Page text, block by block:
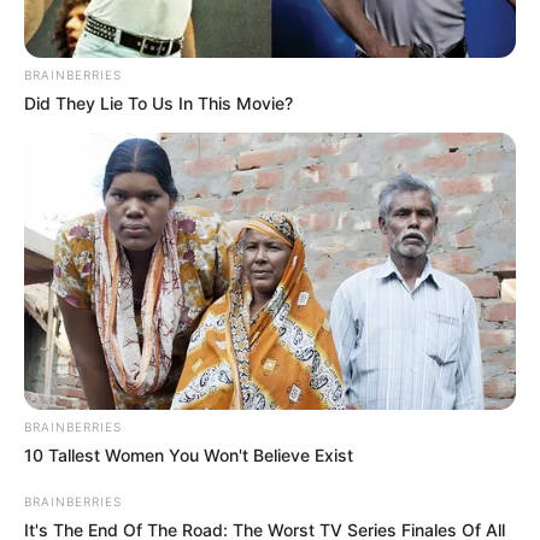
nincsenek szavak
BRAINBERRIES
Did They Lie To Us In This Movie?
BRAINBERRIES
10 Tallest Women You Won't Believe Exist
BRAINBERRIES
It's The End Of The Road: The Worst TV Series Finales Of All